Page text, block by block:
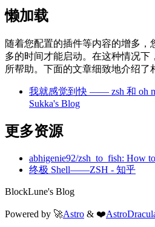
懒加载
随着您配置的插件等内容的增多，
多的时间才能启动。在这种情况下
所帮助。下面的文章细致地介绍了
我就感觉到快 —— zsh 和 oh
Sukka's Blog
更多资源
abhigenie92/zsh_to_fish: How
终极 Shell——ZSH - 知乎
BlockLune's Blog
Powered by 🚀Astro & ❤️